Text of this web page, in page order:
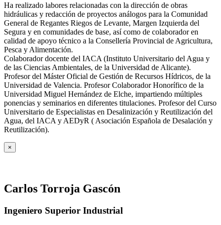
Ha realizado labores relacionadas con la dirección de obras
hidráulicas y redacción de proyectos análogos para la Comunidad
General de Regantes Riegos de Levante, Margen Izquierda del
Segura y en comunidades de base, así como de colaborador en
calidad de apoyo técnico a la Consellería Provincial de Agricultura,
Pesca y Alimentación.
Colaborador docente del IACA (Instituto Universitario del Agua y
de las Ciencias Ambientales, de la Universidad de Alicante).
Profesor del Máster Oficial de Gestión de Recursos Hídricos, de la
Universidad de Valencia. Profesor Colaborador Honorífico de la
Universidad Miguel Hernández de Elche, impartiendo múltiples
ponencias y seminarios en diferentes titulaciones. Profesor del Curso
Universitario de Especialistas en Desalinización y Reutilización del
Agua, del IACA y AEDyR ( Asociación Española de Desalación y
Reutilización).
×
Carlos Torroja Gascón
Ingeniero Superior Industrial